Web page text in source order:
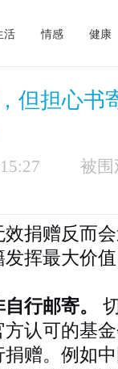
活 情感 健康
但担心书
捐赠反而
挥最大价
行邮寄。
认可的基
赠。例如